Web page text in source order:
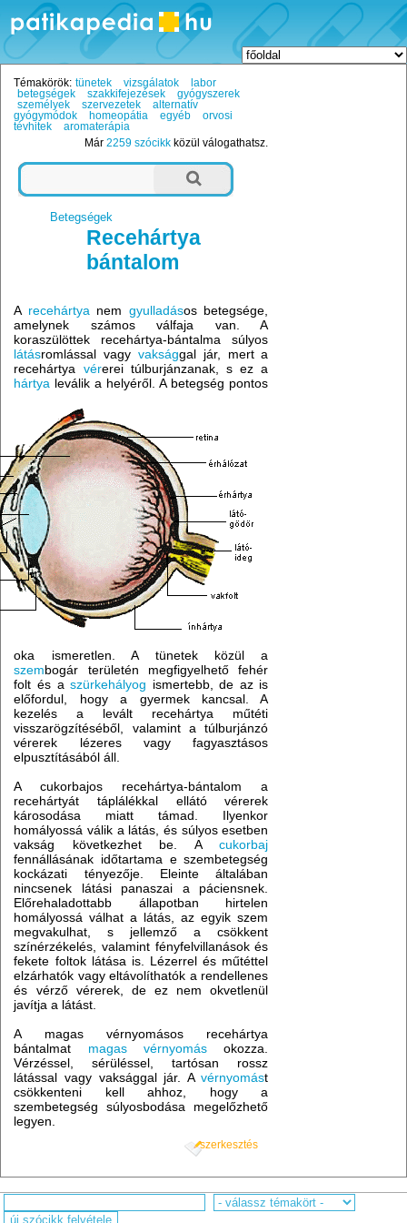
Témakörök: tünetek vizsgálatok
labor
betegségek
szakkifejezések
gyógyszerek
személyek
szervezetek
alternatív
gyógymódok
homeopátia egyéb
orvosi
tévhitek
aromaterápia
Már2259 szócikk közül válogathatsz.
Betegségek
Recehártya
bántalom
A recehártya nem gyulladásos betegsége,
amelynek számos válfaja van. A
koraszülöttek recehártya-bántalma súlyos
látásromlással vagy vaksággal jár, mert a
recehártya vérerei túlburjánzanak, s ez a
hártya leválik a helyéről. A betegség pontos
oka ismeretlen. A tünetek közül a
szembogár területén megfigyelhető fehér
folt és aszürkehályog ismertebb, de az is
előfordul, hogy a gyermek kancsal. A
kezelés a levált recehártya műtéti
visszarögzítéséből, valamint a túlburjánzó
vérerek lézeres vagy fagyasztásos
elpusztításából áll.
A cukorbajos recehártya-bántalom a
recehártyát táplálékkal ellátó vérerek
károsodása miatt támad. Ilyenkor
homályossá válik a látás, és súlyos esetben
vakság következhet be. Acukorbaj
fennállásának időtartama e szembetegség
kockázati tényezője. Eleinte általában
nincsenek látási panaszai a páciensnek.
Előrehaladottabb állapotban hirtelen
homályossá válhat a látás, az egyik szem
megvakulhat, s jellemző a csökkent
színérzékelés, valamint fényfelvillanások és
fekete foltok látása is. Lézerrel és műtéttel
elzárhatók vagy eltávolíthatók a rendellenes
és vérző vérerek, de ez nem okvetlenül
javítja a látást.
A magas vérnyomásos recehártya
bántalmat magas vérnyomás okozza.
Vérzéssel, sérüléssel, tartósan rossz
látással vagy vaksággal jár. Avérnyomást
csökkenteni kell ahhoz, hogy a
szembetegség súlyosbodása megelőzhető
legyen.
szerkesztés